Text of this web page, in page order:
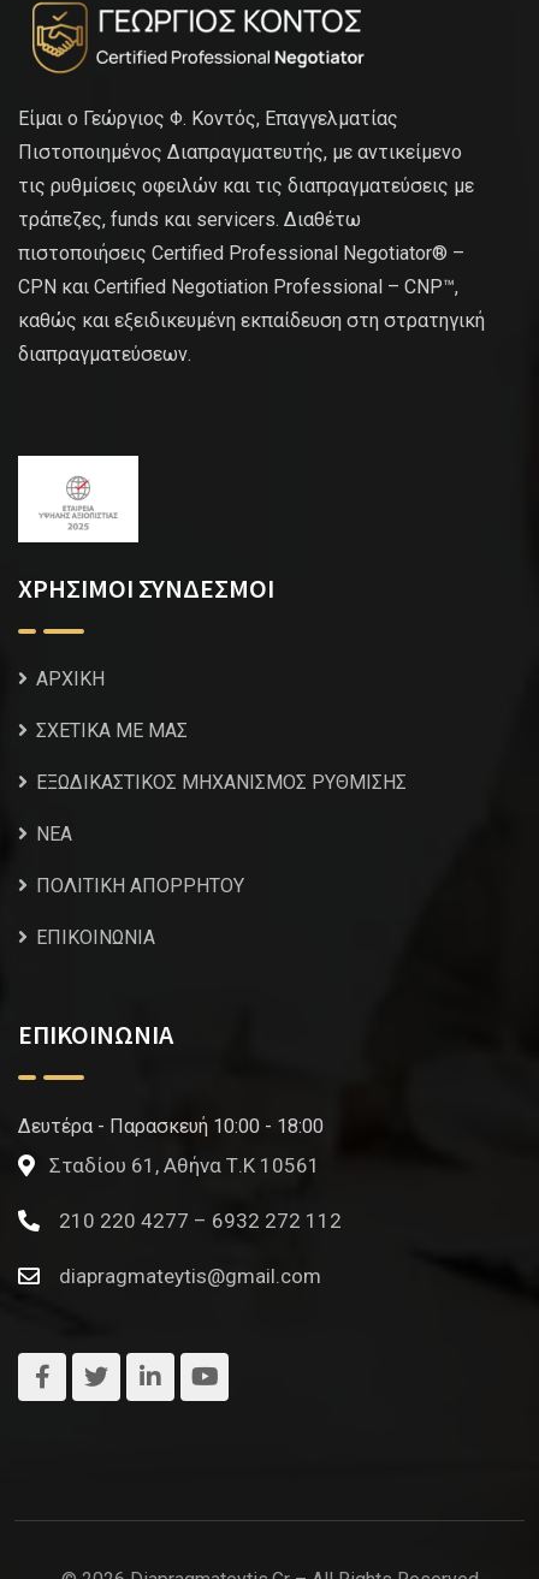
Είμαι ο Γεώργιος Φ. Κοντός, Επαγγελματίας
Πιστοποιημένος Διαπραγματευτής, με αντικείμενο
τις ρυθμίσεις οφειλών και τις διαπραγματεύσεις με
τράπεζες, funds και servicers. Διαθέτω
πιστοποιήσεις Certified Professional Negotiator® –
CPN και Certified Negotiation Professional – CNP™,
καθώς και εξειδικευμένη εκπαίδευση στη στρατηγική
διαπραγματεύσεων.
ΧΡΗΣΙΜΟΙ ΣΥΝΔΕΣΜΟΙ
ΑΡΧΙΚΗ
ΣΧΕΤΙΚΑ ΜΕ ΜΑΣ
ΕΞΩΔΙΚΑΣΤΙΚΟΣ ΜΗΧΑΝΙΣΜΟΣ ΡΥΘΜΙΣΗΣ
NEA
ΠΟΛΙΤΙΚΗ ΑΠΟΡΡΗΤΟΥ
ΕΠΙΚΟΙΝΩΝΙΑ
ΕΠΙΚΟΙΝΩΝΙΑ
Δευτέρα - Παρασκευή 10:00 - 18:00
Σταδίου 61, Αθήνα Τ.Κ 10561
210 220 4277 – 6932 272 112
diapragmateytis@gmail.com